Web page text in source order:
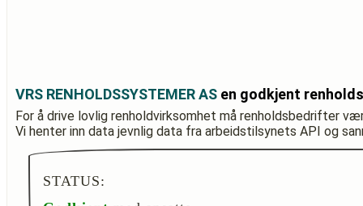
VRS RENHOLDSSYSTEMER AS en godkjent
For å drive lovlig renholdvirksomhet må renholdsbedrifter
Vi henter inn data jevnlig data fra arbeidstilsynets API og
STATUS: